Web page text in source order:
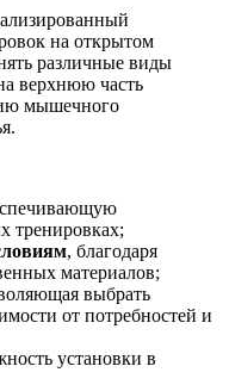
на открытом
различные виды
верхнюю часть
мышечного
тренировках;
, благодаря
материалов;
выбрать
от потребностей и
установки в